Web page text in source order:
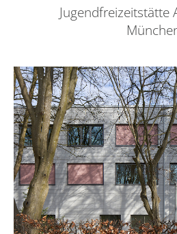
Jugendfreizeitstätte